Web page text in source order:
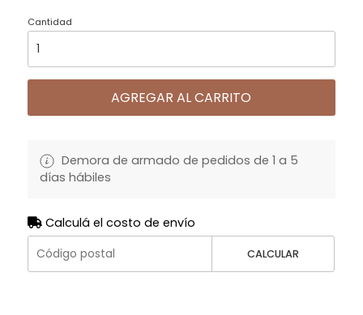
Cantidad
AGREGAR AL CARRITO
Demora de armado de pedidos de 1 a 5
días hábiles
Calculá el costo de envío
CALCULAR